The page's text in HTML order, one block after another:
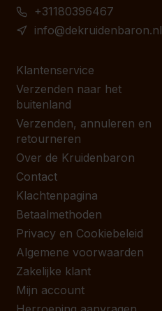
+31180396467
info@dekruidenbaron.nl
Klantenservice
Verzenden naar het
buitenland
Verzenden, annuleren en
retourneren
Over de Kruidenbaron
Contact
Klachtenpagina
Betaalmethoden
Privacy en Cookiebeleid
Algemene voorwaarden
Zakelijke klant
Mijn account